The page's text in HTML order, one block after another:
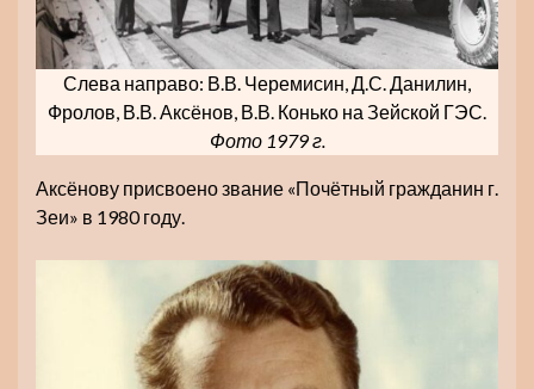
Слева направо: В.В. Черемисин, Д.С. Данилин,
Фролов, В.В. Аксёнов, В.В. Конько на Зейской ГЭС.
Фото 1979 г.
Аксёнову присвоено звание «Почётный гражданин г.
Зеи» в 1980 году.